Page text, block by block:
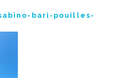
bari-pouilles-